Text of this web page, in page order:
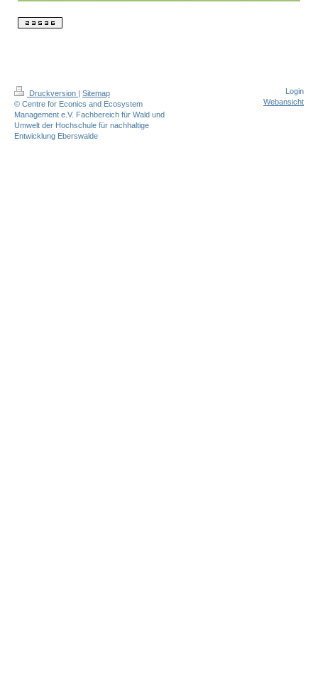
Druckversion | Sitemap
© Centre for Econics and Ecosystem
Management e.V. Fachbereich für Wald und
Umwelt der Hochschule für nachhaltige
Entwicklung Eberswalde
Login
Webansicht